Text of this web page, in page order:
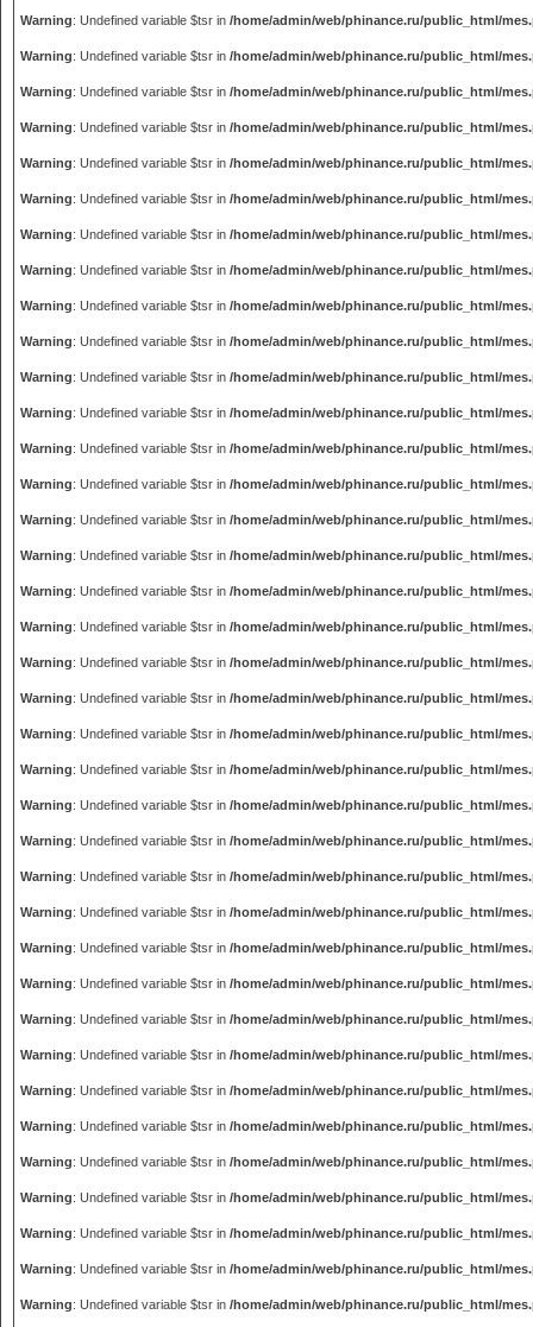
Warning: Undefined variable $tsr in /home/admin/web/phinance.ru/public_html/
Warning: Undefined variable $tsr in /home/admin/web/phinance.ru/public_html/
Warning: Undefined variable $tsr in /home/admin/web/phinance.ru/public_html/
Warning: Undefined variable $tsr in /home/admin/web/phinance.ru/public_html/
Warning: Undefined variable $tsr in /home/admin/web/phinance.ru/public_html/
Warning: Undefined variable $tsr in /home/admin/web/phinance.ru/public_html/
Warning: Undefined variable $tsr in /home/admin/web/phinance.ru/public_html/
Warning: Undefined variable $tsr in /home/admin/web/phinance.ru/public_html/
Warning: Undefined variable $tsr in /home/admin/web/phinance.ru/public_html/
Warning: Undefined variable $tsr in /home/admin/web/phinance.ru/public_html/
Warning: Undefined variable $tsr in /home/admin/web/phinance.ru/public_html/
Warning: Undefined variable $tsr in /home/admin/web/phinance.ru/public_html/
Warning: Undefined variable $tsr in /home/admin/web/phinance.ru/public_html/
Warning: Undefined variable $tsr in /home/admin/web/phinance.ru/public_html/
Warning: Undefined variable $tsr in /home/admin/web/phinance.ru/public_html/
Warning: Undefined variable $tsr in /home/admin/web/phinance.ru/public_html/
Warning: Undefined variable $tsr in /home/admin/web/phinance.ru/public_html/
Warning: Undefined variable $tsr in /home/admin/web/phinance.ru/public_html/
Warning: Undefined variable $tsr in /home/admin/web/phinance.ru/public_html/
Warning: Undefined variable $tsr in /home/admin/web/phinance.ru/public_html/
Warning: Undefined variable $tsr in /home/admin/web/phinance.ru/public_html/
Warning: Undefined variable $tsr in /home/admin/web/phinance.ru/public_html/
Warning: Undefined variable $tsr in /home/admin/web/phinance.ru/public_html/
Warning: Undefined variable $tsr in /home/admin/web/phinance.ru/public_html/
Warning: Undefined variable $tsr in /home/admin/web/phinance.ru/public_html/
Warning: Undefined variable $tsr in /home/admin/web/phinance.ru/public_html/
Warning: Undefined variable $tsr in /home/admin/web/phinance.ru/public_html/
Warning: Undefined variable $tsr in /home/admin/web/phinance.ru/public_html/
Warning: Undefined variable $tsr in /home/admin/web/phinance.ru/public_html/
Warning: Undefined variable $tsr in /home/admin/web/phinance.ru/public_html/
Warning: Undefined variable $tsr in /home/admin/web/phinance.ru/public_html/
Warning: Undefined variable $tsr in /home/admin/web/phinance.ru/public_html/
Warning: Undefined variable $tsr in /home/admin/web/phinance.ru/public_html/
Warning: Undefined variable $tsr in /home/admin/web/phinance.ru/public_html/
Warning: Undefined variable $tsr in /home/admin/web/phinance.ru/public_html/
Warning: Undefined variable $tsr in /home/admin/web/phinance.ru/public_html/
Warning: Undefined variable $tsr in /home/admin/web/phinance.ru/public_html/